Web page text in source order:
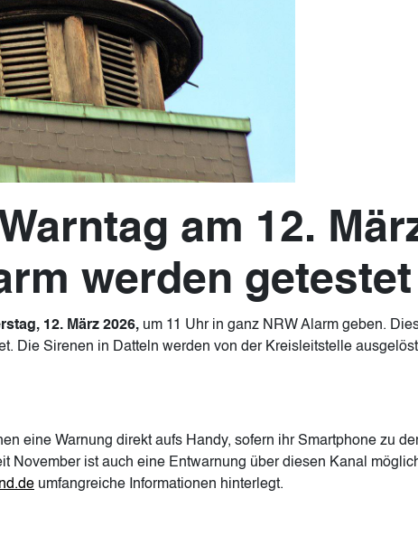
am 12.
werden getestet
12. März 2026, um 11 Uhr in ganz NRW Alarm geben.
Die Sirenen in Datteln werden von der Kreisleitstelle
eine Warnung direkt aufs Handy, sofern ihr Smartphone zu
November ist auch eine Entwarnung über diesen Kanal
umfangreiche Informationen hinterlegt.